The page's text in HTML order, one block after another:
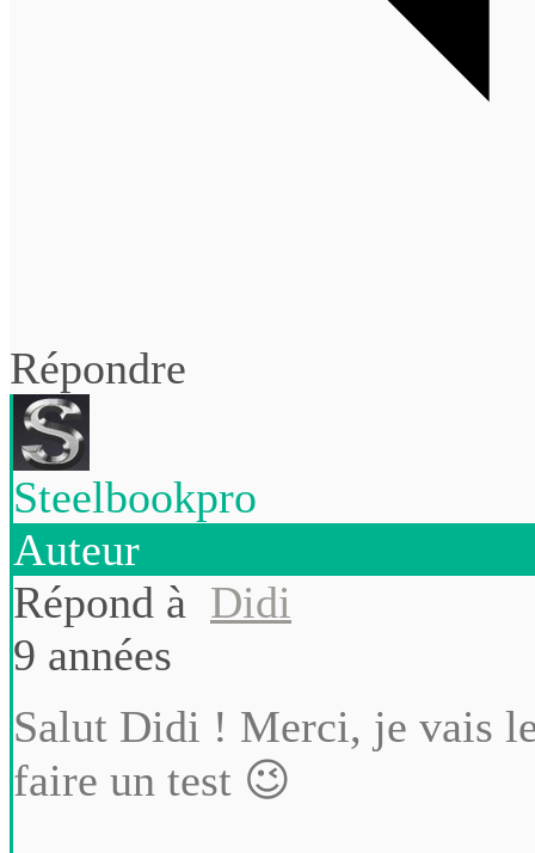
Répondre
Steelbookpro
Auteur
Répond à Didi
9 années
Salut Didi ! Merci, je vais
faire un test 😉